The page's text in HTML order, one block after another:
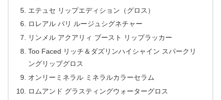
エテュセ リップエディション（グロス）
ロレアル パリ ルージュシグネチャー
リンメル アクアリィ ブースト リップラッカー
Too Faced リッチ＆ダズリンハイシャイン スパークリ
ングリップグロス
オンリーミネラル ミネラルカラーセラム
ロムアンド グラスティングウォーターグロス